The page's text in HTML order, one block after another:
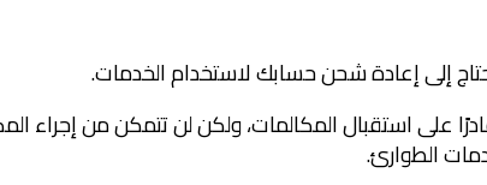
على استقبال المكالمات، ولكن لن تتمكن من إجراء
الطوارئ.